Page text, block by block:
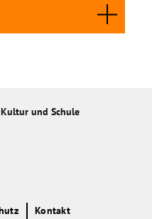
und Schule
Kontakt